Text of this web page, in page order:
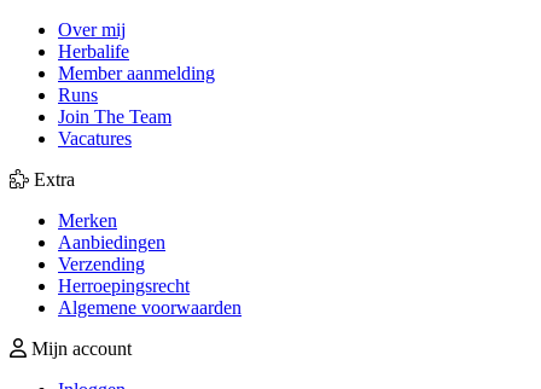
Over mij
Herbalife
Member aanmelding
Runs
Join The Team
Vacatures
Extra
Merken
Aanbiedingen
Verzending
Herroepingsrecht
Algemene voorwaarden
Mijn account